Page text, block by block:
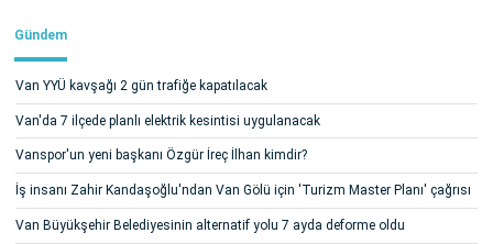
Gündem
Van YYÜ kavşağı 2 gün trafiğe kapatılacak
Van'da 7 ilçede planlı elektrik kesintisi uygulanacak
Vanspor'un yeni başkanı Özgür İreç İlhan kimdir?
İş insanı Zahir Kandaşoğlu'ndan Van Gölü için 'Turizm Master Planı' çağrısı
Van Büyükşehir Belediyesinin alternatif yolu 7 ayda deforme oldu